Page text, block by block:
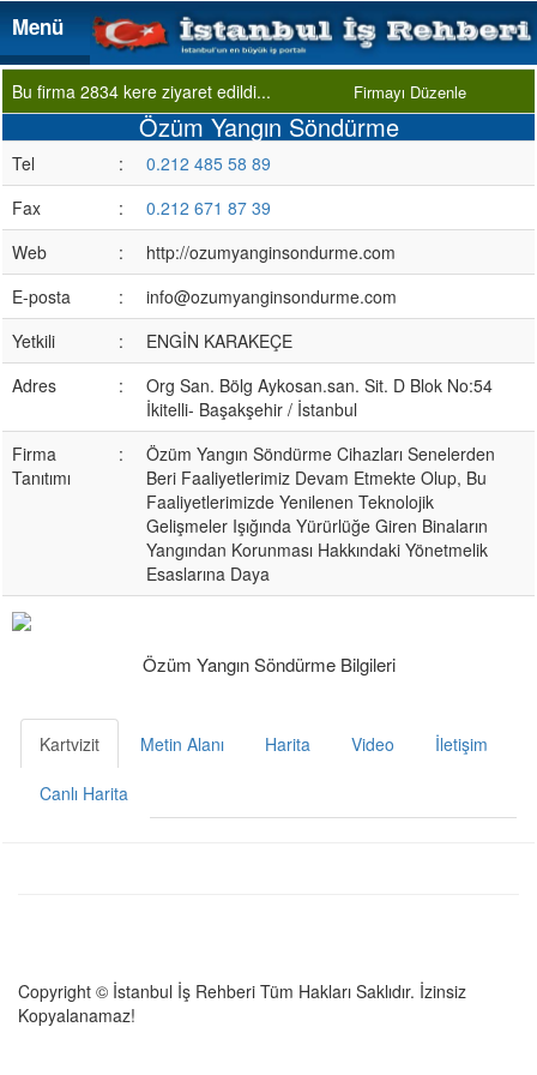
Menü
Menü
Bu firma 2834 kere ziyaret edildi... Firmayı Düzenle
Özüm Yangın Söndürme
Tel :
0.212 485 58 89
Fax
:
0.212 671 87 39
Web
:
http://ozumyanginsondurme.com
E-posta
:
info@ozumyanginsondurme.com
Yetkili
:
ENGİN KARAKEÇE
Adres
:
Org San. Bölg Aykosan.san. Sit. D Blok No:54
İkitelli- Başakşehir / İstanbul
Firma
Tanıtımı
:
Özüm Yangın Söndürme Cihazları Senelerden
Beri Faaliyetlerimiz Devam Etmekte Olup, Bu
Faaliyetlerimizde Yenilenen Teknolojik
Gelişmeler Işığında Yürürlüğe Giren Binaların
Yangından Korunması Hakkındaki Yönetmelik
Esaslarına Daya
Özüm Yangın Söndürme Bilgileri
Kartvizit Metin Alanı Harita Video İletişim
Canlı Harita
Copyright © İstanbul İş Rehberi Tüm Hakları Saklıdır. İzinsiz
Kopyalanamaz!